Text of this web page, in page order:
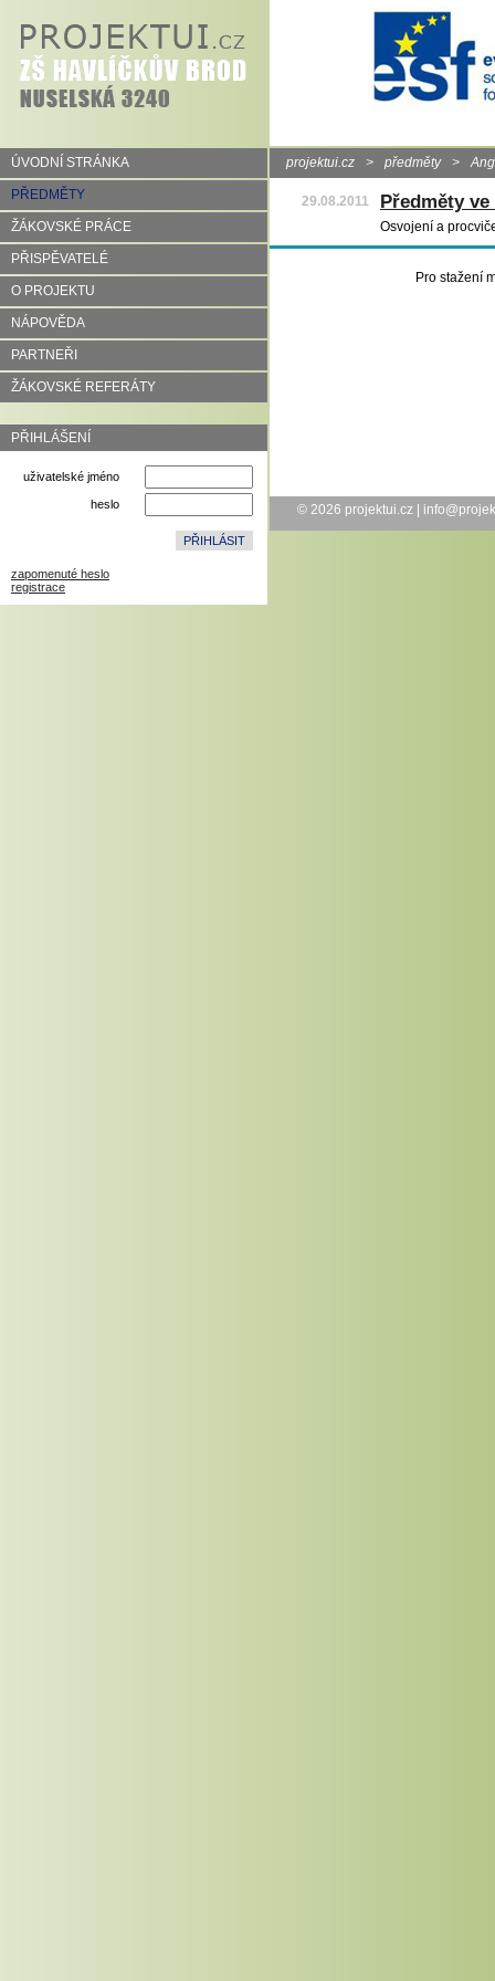
ÚVODNÍ STRÁNKA
PŘEDMĚTY
ŽÁKOVSKÉ PRÁCE
PŘISPĚVATELÉ
O PROJEKTU
NÁPOVĚDA
PARTNEŘI
ŽÁKOVSKÉ REFERÁTY
PŘIHLÁŠENÍ
uživatelské jméno
heslo
zapomenuté heslo
registrace
projektui.cz > předměty >
29.08.2011 Předměty ve
Osvojení a
Pro stažení
© 2026 projektui.cz